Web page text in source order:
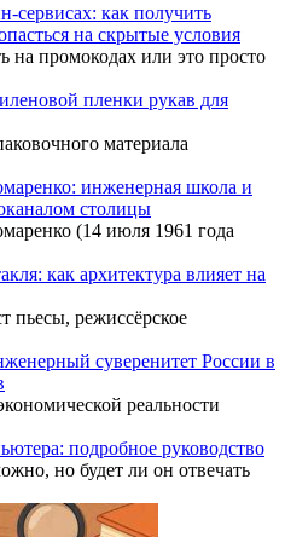
как получить
на скрытые условия
на промокодах или это просто
пленки рукав для
материала
инженерная школа и
столицы
(14 июля 1961 года
как архитектура влияет на
пьесы, режиссёрское
суверенитет России в
реальности
подробное руководство
но будет ли он отвечать